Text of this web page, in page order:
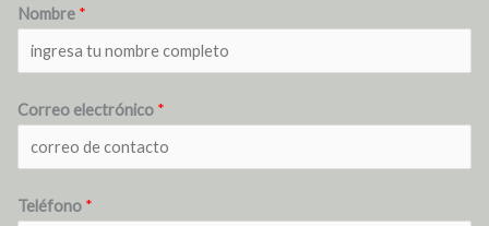
Nombre *
Correo electrónico *
Teléfono *